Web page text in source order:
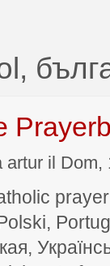
artur il Dom,